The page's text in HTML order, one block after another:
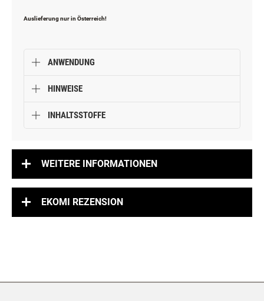
Auslieferung nur in Österreich!
ANWENDUNG
HINWEISE
INHALTSSTOFFE
WEITERE INFORMATIONEN
EKOMI REZENSION